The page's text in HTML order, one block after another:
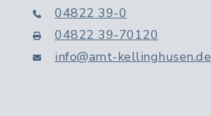
04822 39-0
04822 39-70120
info@amt-kellinghusen.de